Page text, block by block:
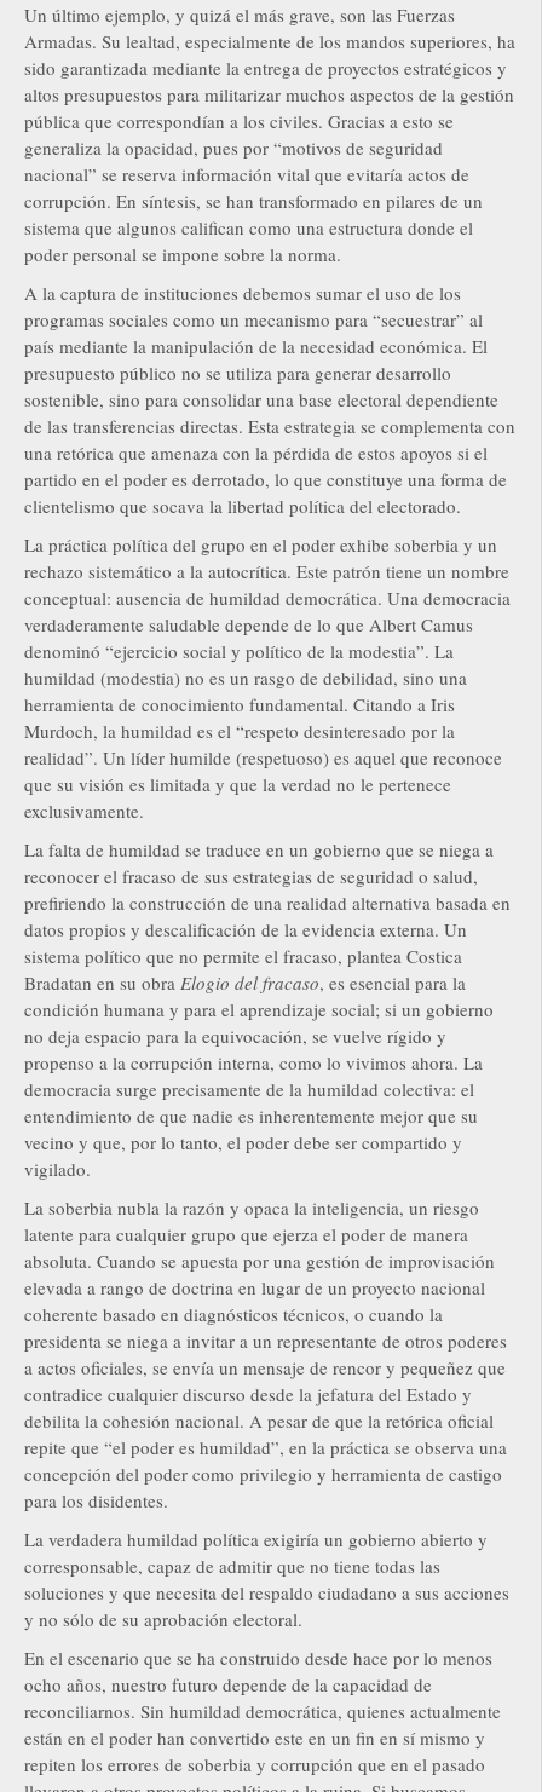
Un último ejemplo, y quizá el más grave, son las Fuerzas
Armadas. Su lealtad, especialmente de los mandos superiores, ha
sido garantizada mediante la entrega de proyectos estratégicos y
altos presupuestos para militarizar muchos aspectos de la gestión
pública que correspondían a los civiles. Gracias a esto se
generaliza la opacidad, pues por “motivos de seguridad
nacional” se reserva información vital que evitaría actos de
corrupción. En síntesis, se han transformado en pilares de un
sistema que algunos califican como una estructura donde el
poder personal se impone sobre la norma.
A la captura de instituciones debemos sumar el uso de los
programas sociales como un mecanismo para “secuestrar” al
país mediante la manipulación de la necesidad económica. El
presupuesto público no se utiliza para generar desarrollo
sostenible, sino para consolidar una base electoral dependiente
de las transferencias directas. Esta estrategia se complementa con
una retórica que amenaza con la pérdida de estos apoyos si el
partido en el poder es derrotado, lo que constituye una forma de
clientelismo que socava la libertad política del electorado.
La práctica política del grupo en el poder exhibe soberbia y un
rechazo sistemático a la autocrítica. Este patrón tiene un nombre
conceptual: ausencia de humildad democrática. Una democracia
verdaderamente saludable depende de lo que Albert Camus
denominó “ejercicio social y político de la modestia”. La
humildad (modestia) no es un rasgo de debilidad, sino una
herramienta de conocimiento fundamental. Citando a Iris
Murdoch, la humildad es el “respeto desinteresado por la
realidad”. Un líder humilde (respetuoso) es aquel que reconoce
que su visión es limitada y que la verdad no le pertenece
exclusivamente.
La falta de humildad se traduce en un gobierno que se niega a
reconocer el fracaso de sus estrategias de seguridad o salud,
prefiriendo la construcción de una realidad alternativa basada en
datos propios y descalificación de la evidencia externa. Un
sistema político que no permite el fracaso, plantea Costica
Bradatan en su obra Elogio del fracaso, es esencial para la
condición humana y para el aprendizaje social; si un gobierno
no deja espacio para la equivocación, se vuelve rígido y
propenso a la corrupción interna, como lo vivimos ahora. La
democracia surge precisamente de la humildad colectiva: el
entendimiento de que nadie es inherentemente mejor que su
vecino y que, por lo tanto, el poder debe ser compartido y
vigilado.
La soberbia nubla la razón y opaca la inteligencia, un riesgo
latente para cualquier grupo que ejerza el poder de manera
absoluta. Cuando se apuesta por una gestión de improvisación
elevada a rango de doctrina en lugar de un proyecto nacional
coherente basado en diagnósticos técnicos, o cuando la
presidenta se niega a invitar a un representante de otros poderes
a actos oficiales, se envía un mensaje de rencor y pequeñez que
contradice cualquier discurso desde la jefatura del Estado y
debilita la cohesión nacional. A pesar de que la retórica oficial
repite que “el poder es humildad”, en la práctica se observa una
concepción del poder como privilegio y herramienta de castigo
para los disidentes.
La verdadera humildad política exigiría un gobierno abierto y
corresponsable, capaz de admitir que no tiene todas las
soluciones y que necesita del respaldo ciudadano a sus acciones
y no sólo de su aprobación electoral.
En el escenario que se ha construido desde hace por lo menos
ocho años, nuestro futuro depende de la capacidad de
reconciliarnos. Sin humildad democrática, quienes actualmente
están en el poder han convertido este en un fin en sí mismo y
repiten los errores de soberbia y corrupción que en el pasado